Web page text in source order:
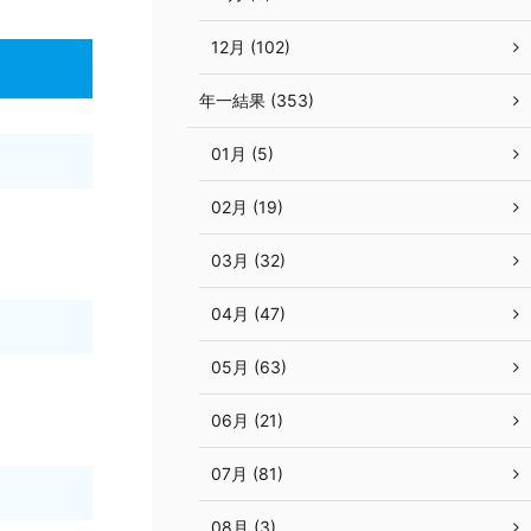
12月 (102)
年一結果 (353)
01月 (5)
02月 (19)
03月 (32)
04月 (47)
05月 (63)
06月 (21)
07月 (81)
08月 (3)